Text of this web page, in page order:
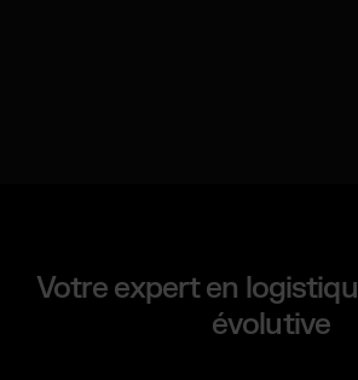
Votre expert en
évolutive